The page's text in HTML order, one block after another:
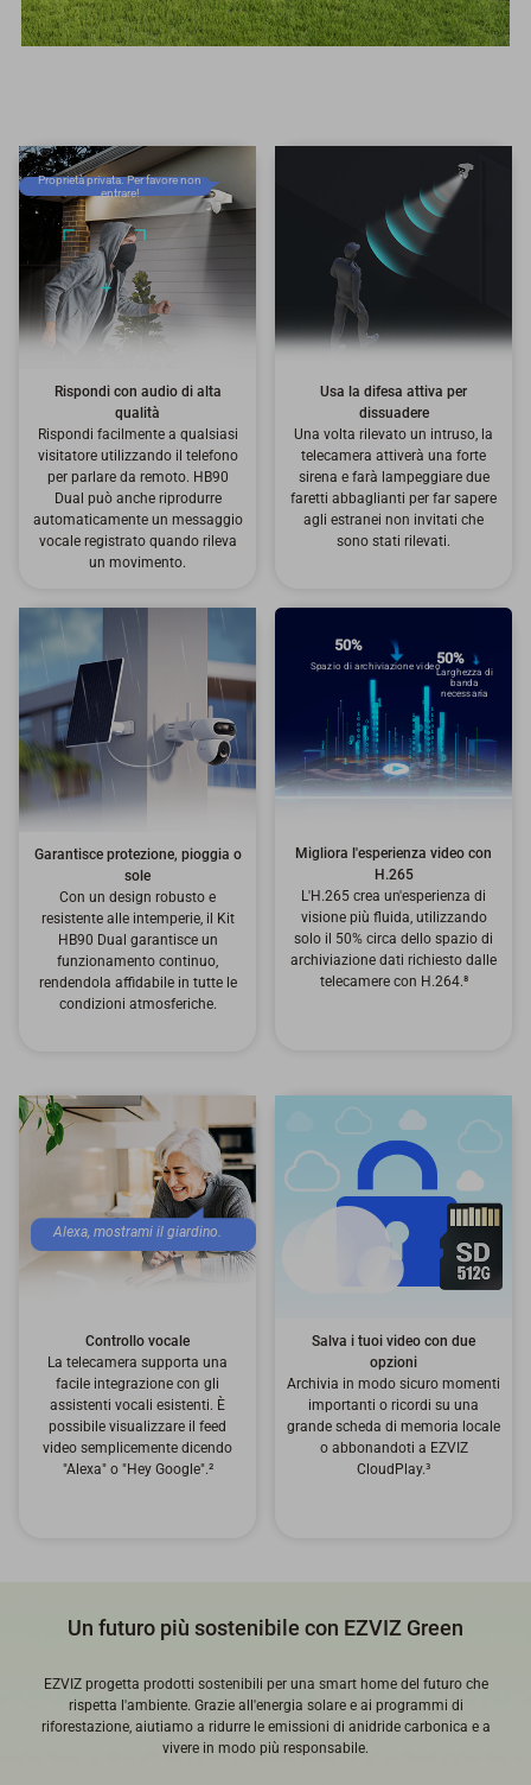
Proprietà privata. Per favore non
entrare!
Rispondi con audio di alta
qualità
Rispondi facilmente a qualsiasi
visitatore utilizzando il telefono
per parlare da remoto. HB90
Dual può anche riprodurre
automaticamente un messaggio
vocale registrato quando rileva
un movimento.
Usa la difesa attiva per
dissuadere
Una volta rilevato un intruso, la
telecamera attiverà una forte
sirena e farà lampeggiare due
faretti abbaglianti per far sapere
agli estranei non invitati che
sono stati rilevati.
Garantisce protezione, pioggia o
sole
Con un design robusto e
resistente alle intemperie, il Kit
HB90 Dual garantisce un
funzionamento continuo,
rendendola affidabile in tutte le
condizioni atmosferiche.
50%
Spazio di archiviazione video50%
Larghezza di
banda
necessaria
Migliora l'esperienza video con
H.265
L'H.265 crea un'esperienza di
visione più fluida, utilizzando
solo il 50% circa dello spazio di
archiviazione dati richiesto dalle
telecamere con H.264.⁸
Alexa, mostrami il giardino.
Controllo vocale
La telecamera supporta una
facile integrazione con gli
assistenti vocali esistenti. È
possibile visualizzare il feed
video semplicemente dicendo
"Alexa" o "Hey Google".²
Salva i tuoi video con due
opzioni
Archivia in modo sicuro momenti
importanti o ricordi su una
grande scheda di memoria locale
o abbonandoti a EZVIZ
CloudPlay.³
Un futuro più sostenibile con EZVIZ Green
EZVIZ progetta prodotti sostenibili per una smart home del futuro che
rispetta l'ambiente. Grazie all'energia solare e ai programmi di
riforestazione, aiutiamo a ridurre le emissioni di anidride carbonica e a
vivere in modo più responsabile.